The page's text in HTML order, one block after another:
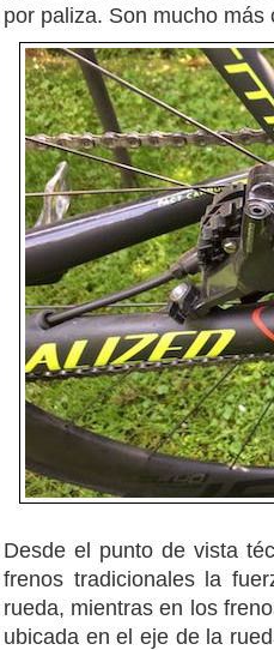
por paliza. Son mucho
Desde el punto de vista
frenos tradicionales la
rueda, mientras en los
ubicada en el eje de la